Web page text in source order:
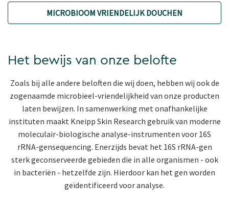
MICROBIOOM VRIENDELIJK DOUCHEN
Het bewijs van onze belofte
Zoals bij alle andere beloften die wij doen, hebben wij ook de
zogenaamde microbieel-vriendelijkheid van onze producten
laten bewijzen. In samenwerking met onafhankelijke
instituten maakt Kneipp Skin Research gebruik van moderne
moleculair-biologische analyse-instrumenten voor 16S
rRNA-gensequencing. Enerzijds bevat het 16S rRNA-gen
sterk geconserveerde gebieden die in alle organismen - ook
in bacteriën - hetzelfde zijn. Hierdoor kan het gen worden
geïdentificeerd voor analyse.